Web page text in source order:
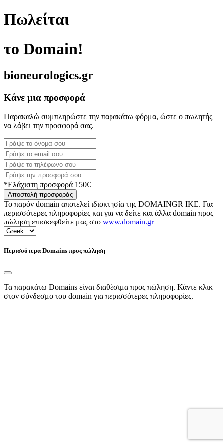
Πωλείται
το Domain!
bioneurologics.gr
Κάνε μια προσφορά
Παρακαλώ συμπληρώστε την παρακάτω φόρμα, ώστε ο πωλητής
να λάβει την προσφορά σας.
*Ελάχιστη προσφορά 150€
Αποστολή προσφοράς
Το παρόν domain αποτελεί ιδιοκτησία της DOMAINGR ΙΚΕ. Για
περισσότερες πληροφορίες και για να δείτε και άλλα domain προς
πώληση επισκεφθείτε μας στο www.domain.gr
Περισσότερα Domains προς πώληση
Τα παρακάτω Domains είναι διαθέσιμα προς πώληση. Κάντε κλικ
στον σύνδεσμο του domain για περισσότερες πληροφορίες.